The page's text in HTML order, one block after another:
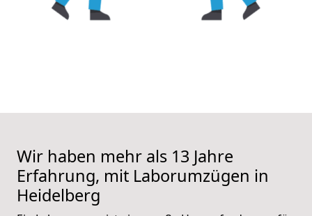
Wir haben mehr als 13 Jahre
Erfahrung, mit Laborumzügen in
Heidelberg